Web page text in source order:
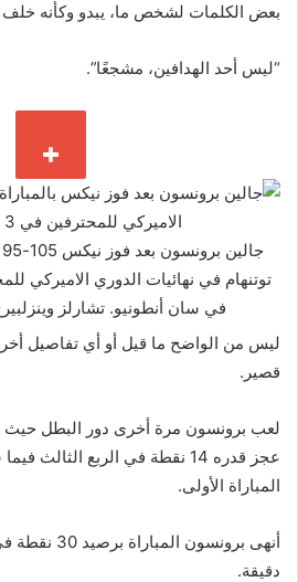
بعض الكلمات لشخص ما، يبدو وكأنه خلف
“ليس أحد الهدافين، مشجعًا”.
في سان أنطونيو. تشارلز
ليس من الواضح ما قيل أو أي تفاصيل
قصير.
لعب برونسون مرة أخرى دور البطل
عجز قدره 14 نقطة في الربع
المباراة الأولى.
دقيقة.